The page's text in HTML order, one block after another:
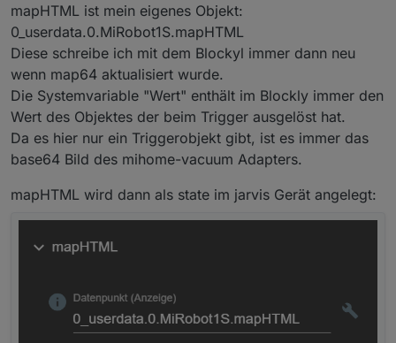
Ich habe ein DIV um das IMG und schneide
mittels negativer margin Werte den rechten und
unteren Rand weg.
Und die negativen margin Werte vom IMG
man kein Scrollbalken im Widget.
Welcher Prozentwert für die Karte und die
margins bei dir passen, musst du selbst
erarbeiten. Das geht im Debugfenster vom
Browser zur Laufzeit am elegantesten.
<div style="text-align: center; margin: 0 0
<img style="width: 145%; margin: -20% 0 0
@diginix
Moin !
erklären damit das auch Leute wie ich verstehen ;)
Ich habe das jetzt nachgebaut , ansich ja kein Problem
aber wo nimmst du das Objekt mapHTML her? Ist das
ein Datenpunkt? die variable "wert" läuft doch auch
ins leere in deinem Beispiel oder nicht?
Mit dem kleinen Schnipsel kann ich leider nix
mapHTML ist mein eigenes Objekt:
0_userdata.0.MiRobot1S.mapHTML
Diese schreibe ich mit dem Blockyl immer dann neu
wenn map64 aktualisiert wurde.
Die Systemvariable "Wert" enthält im Blockly immer den
Wert des Objektes der beim Trigger ausgelöst hat.
Da es hier nur ein Triggerobjekt gibt, ist es immer das
base64 Bild des mihome-vacuum Adapters.
mapHTML wird dann als state im jarvis Gerät angelegt: